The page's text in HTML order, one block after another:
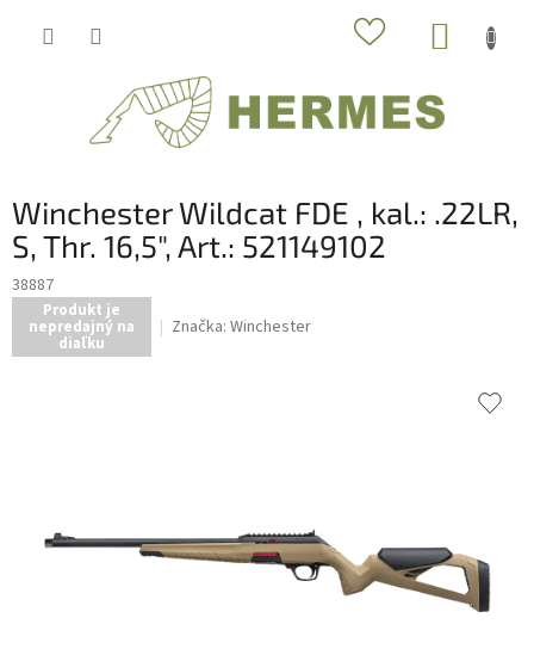
Winchester Wildcat FDE , kal.: .22LR,
S, Thr. 16,5", Art.: 521149102
38887
Produkt je
nepredajný na
diaľku
Značka: Winchester